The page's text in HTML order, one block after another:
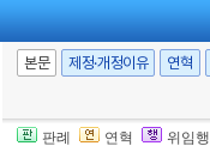
29., 일부개정]
본문 제정·개정이유 연혁
판례 연혁 위임
[종전 제62조
제62조의2(증거
때에는 소장